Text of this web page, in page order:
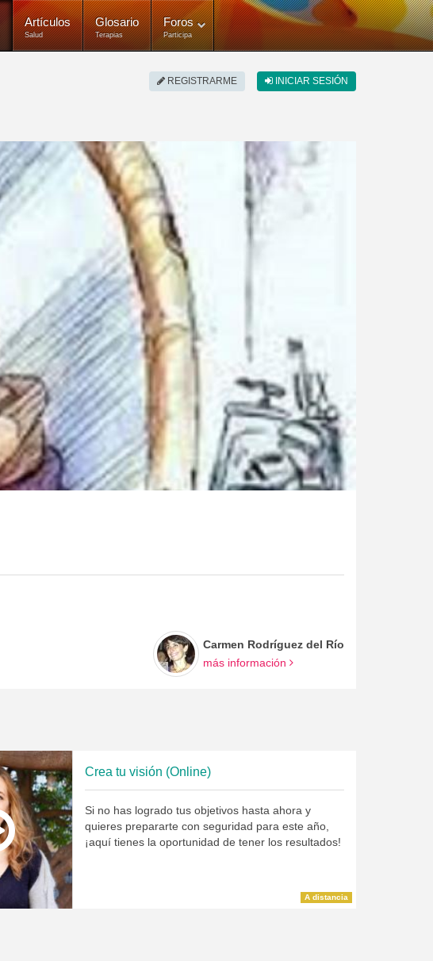
Artículos
Salud
Glosario
Terapias
Foros
Participa
REGISTRARME INICIAR SESIÓN
Carmen Rodríguez del Río
más información
Crea tu visión (Online)
Si no has logrado tus objetivos hasta ahora y
quieres prepararte con seguridad para este año,
¡aquí tienes la oportunidad de tener los resultados!
A distancia